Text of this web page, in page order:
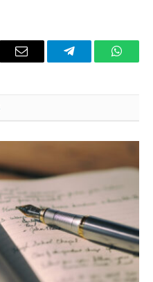
Email Telegram